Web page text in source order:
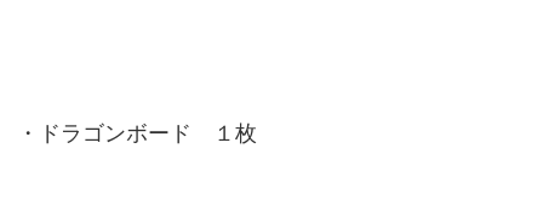
・ドラゴンボード １枚